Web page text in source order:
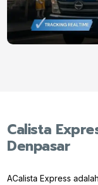
Calista
Denpasar
ACalista Express